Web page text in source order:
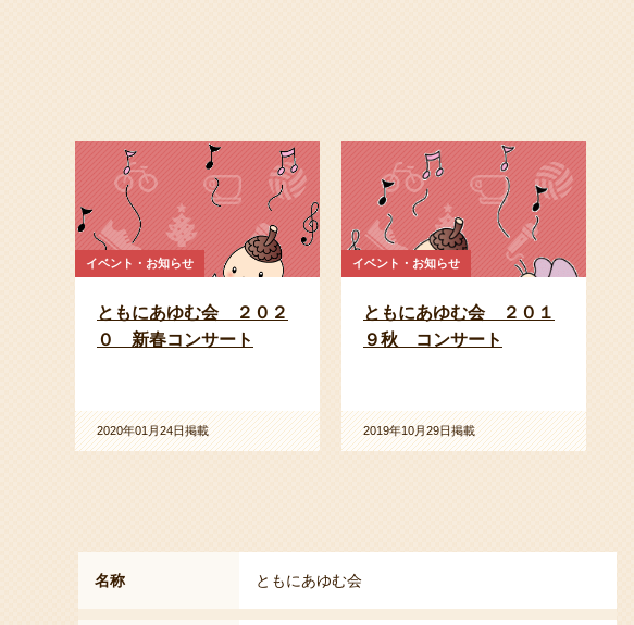
イベント・お知らせ
ともにあゆむ会 ２０２
０ 新春コンサート
2020年01月24日掲載
イベント・お知らせ
ともにあゆむ会 ２０１
９秋 コンサート
2019年10月29日掲載
名称 ともにあゆむ会